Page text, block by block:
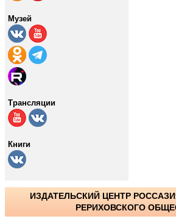
Музей
Трансляции
Книги
ИЗДАТЕЛЬСКИЙ ЦЕНТР
РЕРИХОВСКОГО